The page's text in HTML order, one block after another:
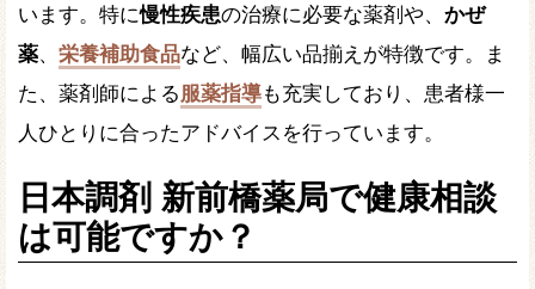
います。特に慢性疾患の治療に必要な薬剤や、 かぜ
薬、 栄養補助食品など、幅広い品揃えが特徴です。ま
た、薬剤師による 服薬指導も充実しており、患者様一
人ひとりに合ったアドバイスを行っています。
日本調剤 新前橋薬局で健康相談
は可能ですか？